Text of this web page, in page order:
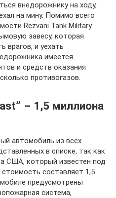
внедорожнику на ходу,
на мину. Помимо всего
Rezvani Tank Military
завесу, которая
врагов, и уехать
имеется
и средств оказания
противогазов.
– 1,5 миллиона
автомобиль из всех
в списке, так как
США, который известен под
составляет 1,5
предусмотрены
система,